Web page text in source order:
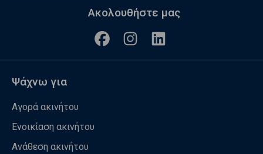
Ακολουθήστε μας
Ψάχνω για
Αγορά ακινήτου
Ενοικίαση ακινήτου
Ανάθεση ακινήτου